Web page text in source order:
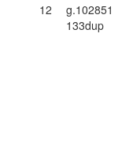
12
g.102851
133dup